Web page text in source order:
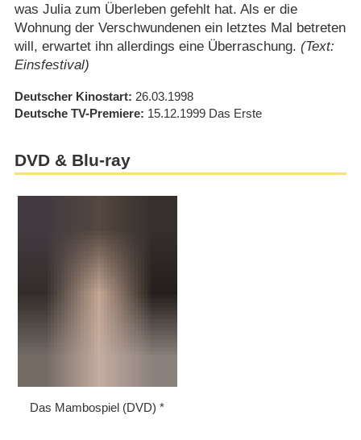
was Julia zum Überleben gefehlt hat. Als er die
Wohnung der Verschwundenen ein letztes Mal betreten
will, erwartet ihn allerdings eine Überraschung. (Text:
Einsfestival)
Deutscher Kinostart 26.03.1998
Deutsche TV-Premiere 15.12.1999 Das Erste
DVD & Blu-ray
Das Mambospiel (DVD)